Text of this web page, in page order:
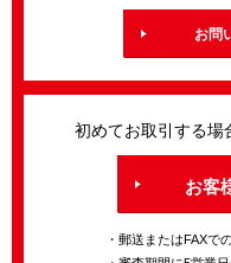
お問
初めてお取引する場
お客
・郵送またはFAXで